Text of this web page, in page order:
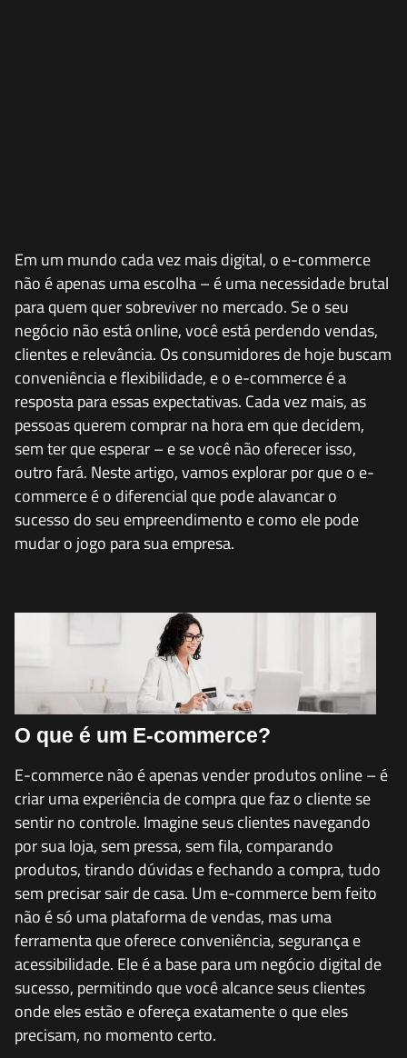
Em um mundo cada vez mais digital, o e-commerce
não é apenas uma escolha – é uma necessidade brutal
para quem quer sobreviver no mercado. Se o seu
negócio não está online, você está perdendo vendas,
clientes e relevância. Os consumidores de hoje buscam
conveniência e flexibilidade, e o e-commerce é a
resposta para essas expectativas. Cada vez mais, as
pessoas querem comprar na hora em que decidem,
sem ter que esperar – e se você não oferecer isso,
outro fará. Neste artigo, vamos explorar por que o e-
commerce é o diferencial que pode alavancar o
sucesso do seu empreendimento e como ele pode
mudar o jogo para sua empresa.
O que é um E-commerce?
E-commerce não é apenas vender produtos online – é
criar uma experiência de compra que faz o cliente se
sentir no controle. Imagine seus clientes navegando
por sua loja, sem pressa, sem fila, comparando
produtos, tirando dúvidas e fechando a compra, tudo
sem precisar sair de casa. Um e-commerce bem feito
não é só uma plataforma de vendas, mas uma
ferramenta que oferece conveniência, segurança e
acessibilidade. Ele é a base para um negócio digital de
sucesso, permitindo que você alcance seus clientes
onde eles estão e ofereça exatamente o que eles
precisam, no momento certo.